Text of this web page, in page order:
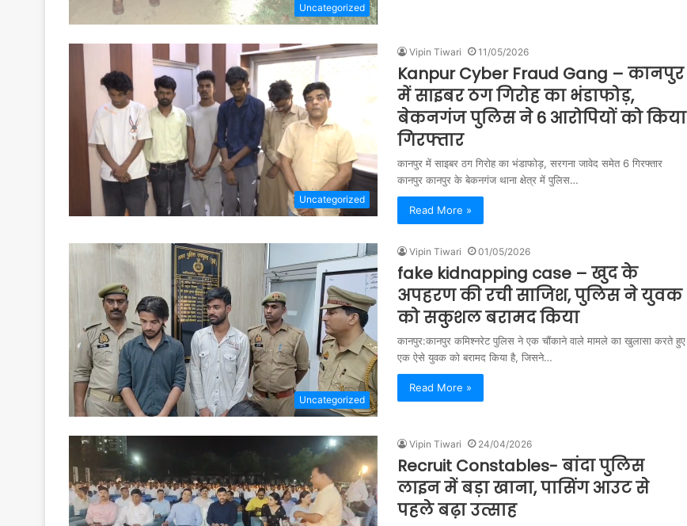
Uncategorized
Uncategorized
Vipin Tiwari 11/05/2026
Kanpur Cyber Fraud Gang – कानपुर
में साइबर ठग गिरोह का भंडाफोड़,
बेकनगंज पुलिस ने 6 आरोपियों को किया
गिरफ्तार
कानपुर में साइबर ठग गिरोह का भंडाफोड़, सरगना जावेद समेत 6 गिरफ्तार
कानपुर कानपुर के बेकनगंज थाना क्षेत्र में पुलिस…
Read More »
Uncategorized
Vipin Tiwari 01/05/2026
fake kidnapping case – खुद के
अपहरण की रची साजिश, पुलिस ने युवक
को सकुशल बरामद किया
कानपुर:कानपुर कमिश्नरेट पुलिस ने एक चौंकाने वाले मामले का खुलासा करते हुए
एक ऐसे युवक को बरामद किया है, जिसने…
Read More »
Vipin Tiwari 24/04/2026
Recruit Constables- बांदा पुलिस
लाइन में बड़ा खाना, पासिंग आउट से
पहले बढ़ा उत्साह